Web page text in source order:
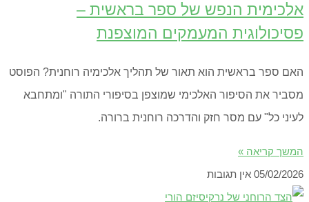
אלכימית הנפש של ספר בראשית –
פסיכולוגית המעמקים המוצפנת
האם ספר בראשית הוא תאור של תהליך אלכימיה רוחנית? הפוסט
מסביר את הסיפור האלכימי שמוצפן בסיפורי התורה "ומתחבא
לעיני כל" עם מסר חזק והדרכה רוחנית ברורה.
המשך קריאה »
05/02/2026 אין תגובות